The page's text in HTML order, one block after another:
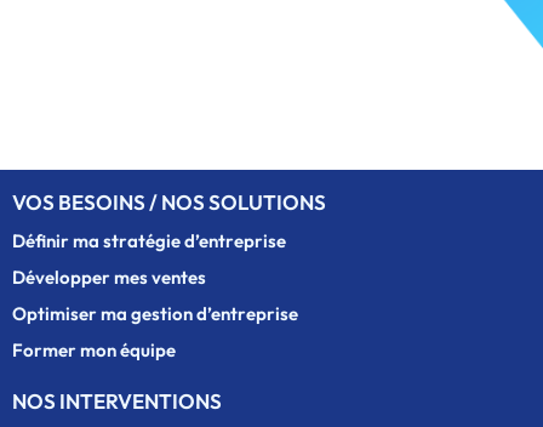
VOS BESOINS / NOS SOLUTIONS
Définir ma stratégie d’entreprise
Développer mes ventes
Optimiser ma gestion d’entreprise
Former mon équipe
NOS INTERVENTIONS